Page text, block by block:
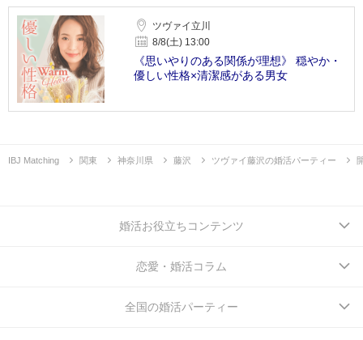
ツヴァイ立川
8/8(土) 13:00
《思いやりのある関係が理想》 穏やか・
優しい性格×清潔感がある男女
IBJ Matching 関東 神奈川県 藤沢 ツヴァイ藤沢の婚活パーティー
婚活お役立ちコンテンツ
恋愛・婚活コラム
全国の婚活パーティー